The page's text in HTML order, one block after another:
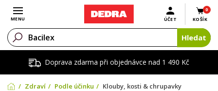
Doprava zdarma při objednávce nad 1 490 Kč
Otevřít menu
MENU
0
KOŠÍK
ÚČET
Hledat
Zdraví Podle účinku Klouby, kosti & chrupavky